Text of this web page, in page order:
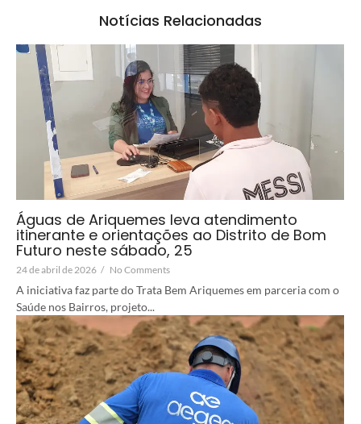
Notícias Relacionadas
Águas de Ariquemes leva atendimento
itinerante e orientações ao Distrito de Bom
Futuro neste sábado, 25
24 de abril de 2026 / No Comments
A iniciativa faz parte do Trata Bem Ariquemes em parceria com o
Saúde nos Bairros, projeto...